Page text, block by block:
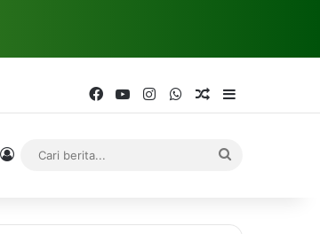
FacebookYouTubeInstagramWhatsAppRandom Article
Log In